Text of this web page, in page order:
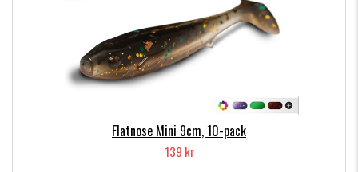
Flatnose Mini 9cm, 10-pack
139 kr